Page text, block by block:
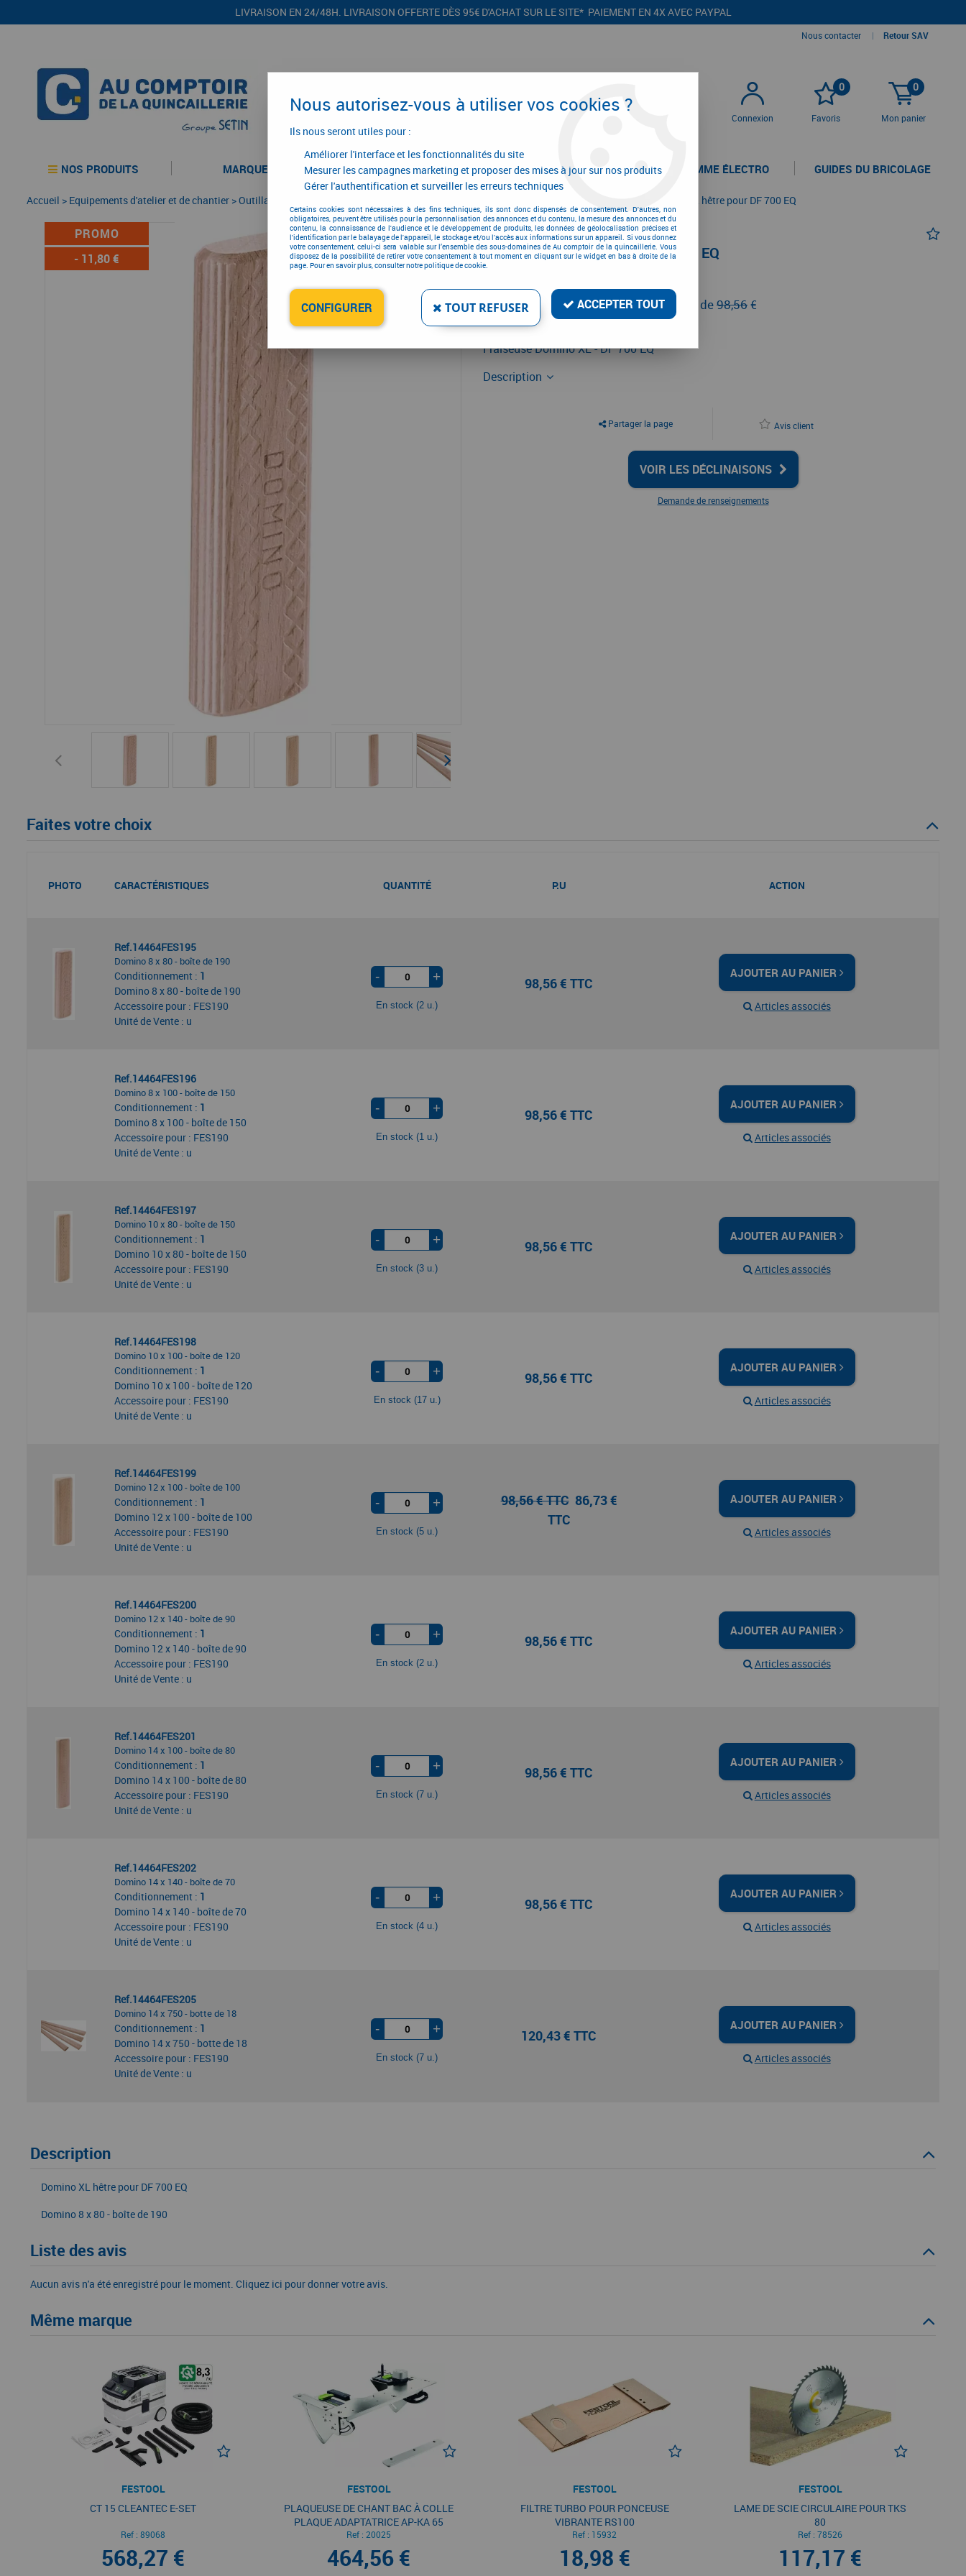
LIVRAISON EN 24/48H. LIVRAISON OFFERTE DÈS 95€ D'ACHAT SUR LE SITE* PAIEMENT EN 4X AVEC PAYPAL
Nous contacter | Retour SAV
Connexion
0
Favoris
0
Mon panier
NOS PRODUITS MARQUES CONFIGURATEURS PROMOTIONS LA GAMME ÉLECTRO GUIDES DU BRICOLAGE
Accueil > Equipements d'atelier et de chantier >Outillage électrique et électroportatif Domino XL hêtre pour DF 700 EQ
PROMO
- 11,80€ DOMINO XL HÊTRE POUR DF 700 EQ
Réf. :
À partir de 86,73€TTC au lieu de98,56€
Tourillonneuse
Fraiseuse Domino XL - DF 700 EQ
Description
Partager la page Avis client
VOIR LES DÉCLINAISONS
Demande de renseignements
Faites votre choix
PHOTO CARACTÉRISTIQUES QUANTITÉ P.U ACTION
Ref.14464FES195
Domino 8 x 80 - boîte de 190
Conditionnement : 1
Domino 8 x 80 - boîte de 190
Accessoire pour : FES190
Unité de Vente : u
- +
En stock (2 u.)
98,56 € TTC
AJOUTER AU PANIER
Articles associés
Ref.14464FES196
Domino 8 x 100 - boîte de 150
Conditionnement : 1
Domino 8 x 100 - boîte de 150
Accessoire pour : FES190
Unité de Vente : u
- +
En stock (1 u.)
98,56 € TTC
AJOUTER AU PANIER
Articles associés
Ref.14464FES197
Domino 10 x 80 - boîte de 150
Conditionnement : 1
Domino 10 x 80 - boîte de 150
Accessoire pour : FES190
Unité de Vente : u
- +
En stock (3 u.)
98,56 € TTC
AJOUTER AU PANIER
Articles associés
Ref.14464FES198
Domino 10 x 100 - boîte de 120
Conditionnement : 1
Domino 10 x 100 - boîte de 120
Accessoire pour : FES190
Unité de Vente : u
- +
En stock (17 u.)
98,56 € TTC
AJOUTER AU PANIER
Articles associés
Ref.14464FES199
Domino 12 x 100 - boîte de 100
Conditionnement : 1
Domino 12 x 100 - boîte de 100
Accessoire pour : FES190
Unité de Vente : u
- +
En stock (5 u.)
98,56 € TTC86,73 €
TTC
AJOUTER AU PANIER
Articles associés
Ref.14464FES200
Domino 12 x 140 - boîte de 90
Conditionnement : 1
Domino 12 x 140 - boîte de 90
Accessoire pour : FES190
Unité de Vente : u
- +
En stock (2 u.)
98,56 € TTC
AJOUTER AU PANIER
Articles associés
Ref.14464FES201
Domino 14 x 100 - boîte de 80
Conditionnement : 1
Domino 14 x 100 - boîte de 80
Accessoire pour : FES190
Unité de Vente : u
- +
En stock (7 u.)
98,56 € TTC
AJOUTER AU PANIER
Articles associés
Ref.14464FES202
Domino 14 x 140 - boîte de 70
Conditionnement : 1
Domino 14 x 140 - boîte de 70
Accessoire pour : FES190
Unité de Vente : u
- +
En stock (4 u.)
98,56 € TTC
AJOUTER AU PANIER
Articles associés
Ref.14464FES205
Domino 14 x 750 - botte de 18
Conditionnement : 1
Domino 14 x 750 - botte de 18
Accessoire pour : FES190
Unité de Vente : u
- +
En stock (7 u.)
120,43 € TTC
AJOUTER AU PANIER
Articles associés
Description
Domino XL hêtre pour DF 700 EQ
Domino 8 x 80 - boîte de 190
Liste des avis
Aucun avis n'a été enregistré pour le moment. Cliquez ici pour donner votre avis.
Même marque
FESTOOL
CT 15 CLEANTEC E-SET
Ref : 89068
568,27 €
FESTOOL
PLAQUEUSE DE CHANT BAC À COLLE
PLAQUE ADAPTATRICE AP-KA 65
Ref : 20025
464,56 €
FESTOOL
FILTRE TURBO POUR PONCEUSE
VIBRANTE RS100
Ref : 15932
18,98 €
FESTOOL
LAME DE SCIE CIRCULAIRE POUR TKS
80
Ref : 78526
117,17 €
Nous autorisez-vous à utiliser vos cookies ?
Ils nous seront utiles pour :
Améliorer l'interface et les fonctionnalités du site
Mesurer les campagnes marketing et proposer des mises à jour sur nos produits
Gérer l'authentification et surveiller les erreurs techniques
Certains cookies sont nécessaires à des fins techniques, ils sont donc dispensés de consentement. D'autres, non
obligatoires, peuvent être utilisés pour la personnalisation des annonces et du contenu, la mesure des annonces et du
contenu, la connaissance de l'audience et le développement de produits, les données de géolocalisation précises et
l'identification par le balayage de l'appareil, le stockage et/ou l'accès aux informations sur un appareil. Si vous donnez
votre consentement, celui-ci sera valable sur l’ensemble des sous-domaines de Au comptoir de la quincaillerie. Vous
disposez de la possibilité de retirer votre consentement à tout moment en cliquant sur le widget en bas à droite de la
page. Pour en savoir plus, consulter notre politique de cookie.
CONFIGURER TOUT REFUSER ACCEPTER TOUT